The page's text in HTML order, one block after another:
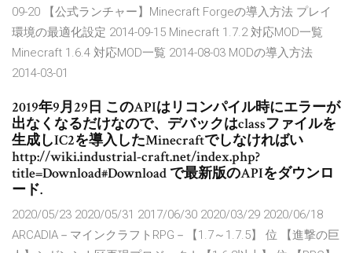
09-20 【公式ランチャー】Minecraft Forgeの導入方法 プレイ
環境の最適化設定 2014-09-15 Minecraft 1.7.2 対応MOD一覧
Minecraft 1.6.4 対応MOD一覧 2014-08-03 MODの導入方法
2014-03-01
2019年9月29日 このAPIはリコンパイル時にエラーが
出なくなるだけなので、デバックはclassファイルを
生成しIC2を導入したMinecraftでしなければい
http://wiki.industrial-craft.net/index.php?
title=Download#Download で最新版のAPIをダウンロ
ード.
2020/05/23 2020/05/31 2017/06/30 2020/03/29 2020/06/18
ARCADIA－マインクラフトRPG－【1.7～1.7.5】 位 【進撃の巨